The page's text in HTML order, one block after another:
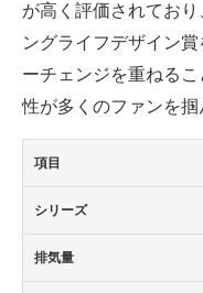
ITエンジニア向け専門サ
企業向けIT製品の総合サ
IT製品の技術・比較・事
製造業のIT導入・活用を
モノづくり技術者専門サ
エレクトロニクス専門サ
が高く評価されてお
ングライフデザイン
ーチェンジを重ねる
性が多くのファンを掴
項目
シリーズ
排気量